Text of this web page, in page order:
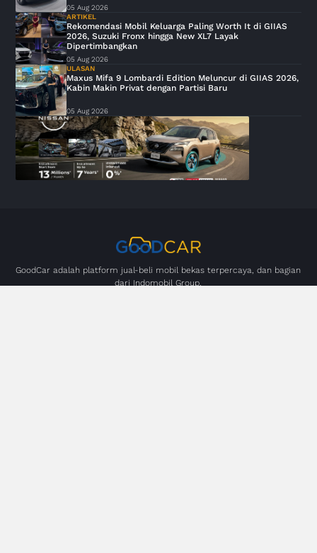
05 Aug 2026
ARTIKEL
Rekomendasi Mobil Keluarga Paling Worth It di GIIAS
2026, Suzuki Fronx hingga New XL7 Layak
Dipertimbangkan
05 Aug 2026
ULASAN
Maxus Mifa 9 Lombardi Edition Meluncur di GIIAS 2026,
Kabin Makin Privat dengan Partisi Baru
05 Aug 2026
GoodCar adalah platform jual-beli mobil bekas terpercaya, dan bagian
dari Indomobil Group.